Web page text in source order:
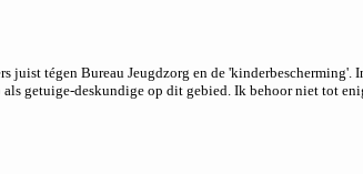
juist tégen Bureau Jeugdzorg en de
getuige-deskundige op dit gebied. Ik behoor niet tot